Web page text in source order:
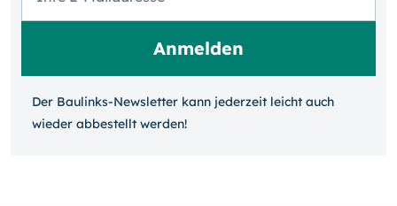
Der Baulinks-Newsletter kann jeder­zeit leicht auch
wieder ab­bestellt werden!